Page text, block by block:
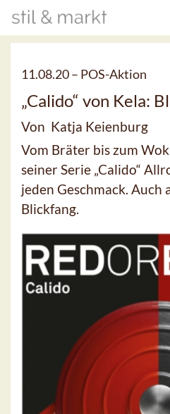
11.08.20 – POS-Aktion
„Calido“ von Kela:
Von Katja Keienburg
Vom Bräter bis zum
seiner Serie „Calido“
jeden Geschmack. Auch
Blickfang.